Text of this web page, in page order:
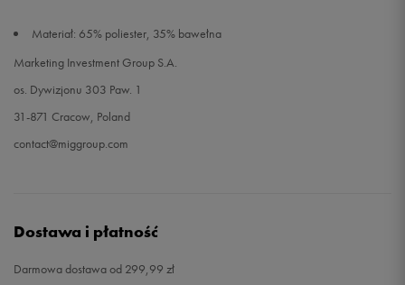
Materiał: 65% poliester, 35% bawełna
Marketing Investment Group S.A.
os. Dywizjonu 303 Paw. 1
31-871 Cracow, Poland
contact@miggroup.com
Dostawa i płatność
Darmowa dostawa od 299,99 zł